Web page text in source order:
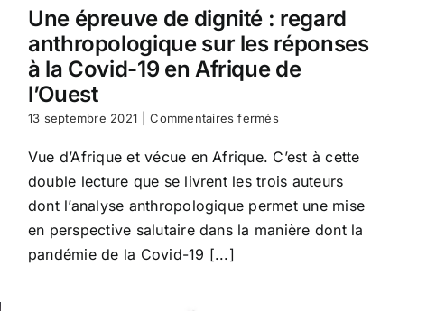
Une épreuve de dignité : regard
anthropologique sur les réponses
à la Covid-19 en Afrique de
l’Ouest
13 septembre 2021 Commentaires ferméssur
épreuve
dignité
:
regard
anthropologique
Vue d’Afrique et vécue en Afrique. C’est à cette
double lecture que se livrent les trois auteurs
dont l’analyse anthropologique permet une mise
en perspective salutaire dans la manière dont la
pandémie de la Covid-19 [...]